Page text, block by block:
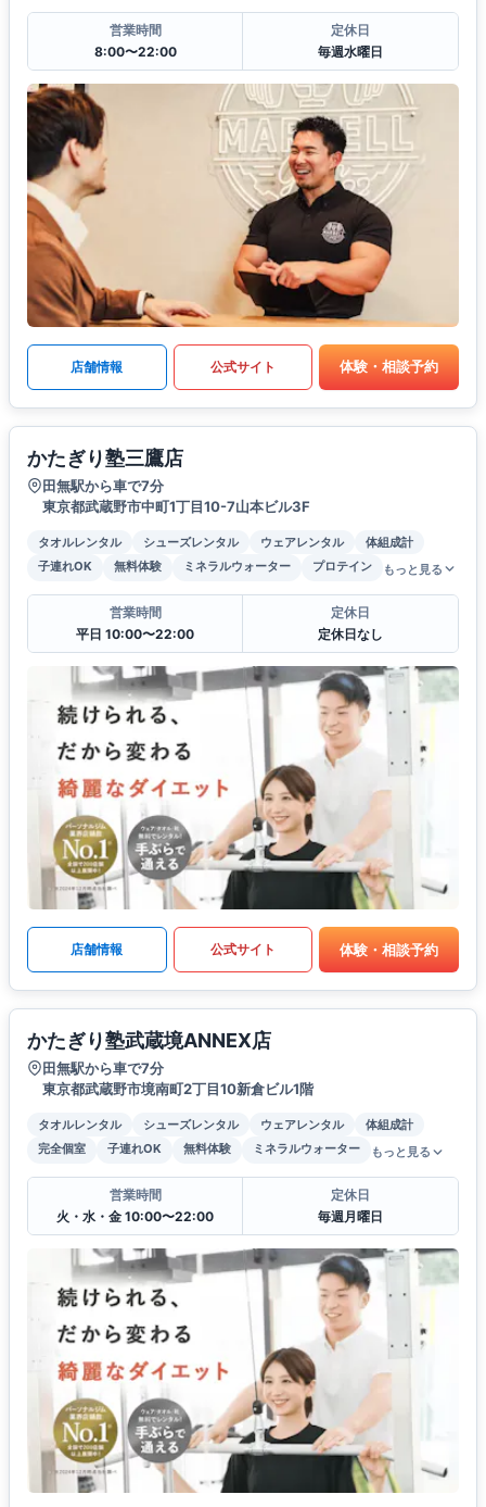
営業時間
8:00〜22:00
定休日
毎週水曜日
店舗情報 公式サイト 体験・相談予約
かたぎり塾三鷹店
田無駅から車で7分
東京都武蔵野市中町1丁目10-7山本ビル3F
タオルレンタル シューズレンタル ウェアレンタル
体組成計
子連れOK
無料体験 ミネラルウォーター プロテイン もっと見る
営業時間
平日 10:00〜22:00
定休日
定休日なし
店舗情報 公式サイト 体験・相談予約
かたぎり塾武蔵境ANNEX店
田無駅から車で7分
東京都武蔵野市境南町2丁目10新倉ビル1階
タオルレンタル シューズレンタル ウェアレンタル
体組成計
完全個室
子連れOK 無料体験 ミネラルウォーター もっと見る
営業時間
火・水・金 10:00〜22:00
定休日
毎週月曜日